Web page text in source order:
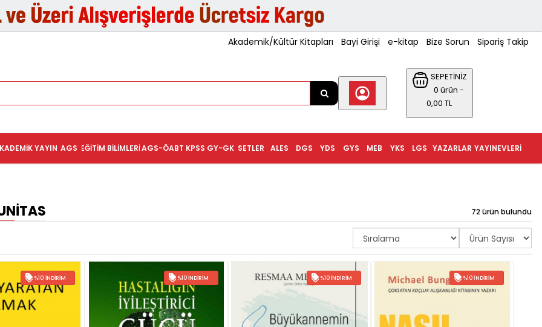
Akademik/Kültür Kitapları Bayi Girişi e-kitap Bize Sorun Sipariş Takip
SEPETİNİZ
0 ürün -
0,00 TL
YAYINEVLERI
YAZARLAR
LGS
YKS
MEB
GYS
YDS
DGS
ALES
SETLER
KPSS GY-GK
AGS-ÖABT
EĞITIM BILIMLERI
AGS
YAYIN
72 ürün bulundu
%10 İNDIRIM %10 İNDIRIM %10 İNDIRIM %10 İNDIRIM